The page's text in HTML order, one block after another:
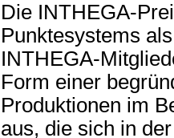
Die INTHEGA-
Punktesystems
INTHEGA-
Form einer
Produktionen im
aus, die sich in